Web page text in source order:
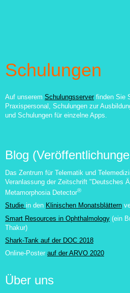
Schulungen
Auf unserem Schulungsserver finden Sie
Praxispersonal, Schulungen zur
und Schulungen für einzelne Apps.
Blog
Das Zentrum für Telematik und
Veranlassung der Zeitschrift "Deutsches
Metamorphosia Detector®
Studie in den Klinischen Monatsblättern
Smart Resources in Ophthalmology (ein
Thakur)
Shark-Tank auf der DOC 2018
Online-Poster auf der ARVO 2020
Über uns